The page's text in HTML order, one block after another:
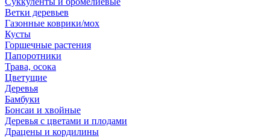
Ветки деревьев
Газонные коврики/мох
Кусты
Горшечные растения
Папоротники
Трава, осока
Цветущие
Деревья
Бамбуки
Бонсаи и хвойные
Деревья с цветами и плодами
Драцены и кордилины